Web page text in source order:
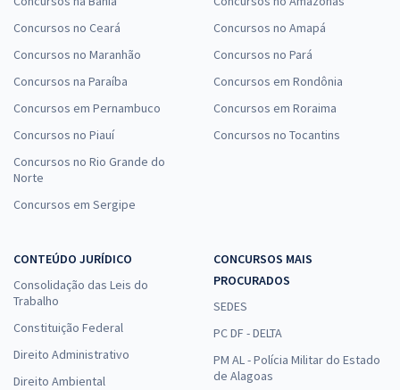
Concursos no Ceará
Concursos no Maranhão
Concursos na Paraíba
Concursos em Pernambuco
Concursos no Piauí
Concursos no Rio Grande do
Norte
Concursos em Sergipe
Concursos no Amapá
Concursos no Pará
Concursos em Rondônia
Concursos em Roraima
Concursos no Tocantins
CONTEÚDO JURÍDICO
Consolidação das Leis do
Trabalho
Constituição Federal
Direito Administrativo
Direito Ambiental
CONCURSOS MAIS
PROCURADOS
SEDES
PC DF - DELTA
PM AL - Polícia Militar do Estado
de Alagoas